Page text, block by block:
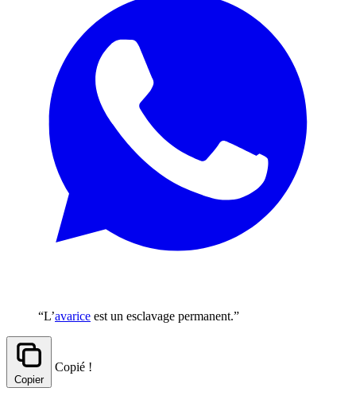
“L’avarice est un esclavage permanent.”
Copier
Copié !